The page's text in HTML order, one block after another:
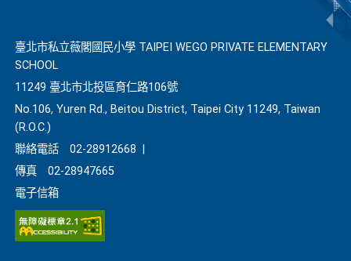
臺北市私立薇閣國民小學 TAIPEI WEGO PRIVATE ELEMENTARY
SCHOOL
11249 臺北市北投區育仁路106號
No.106, Yuren Rd., Beitou District, Taipei City 11249, Taiwan
(R.O.C.)
聯絡電話
02-28912668
傳真
02-28947665
電子信箱